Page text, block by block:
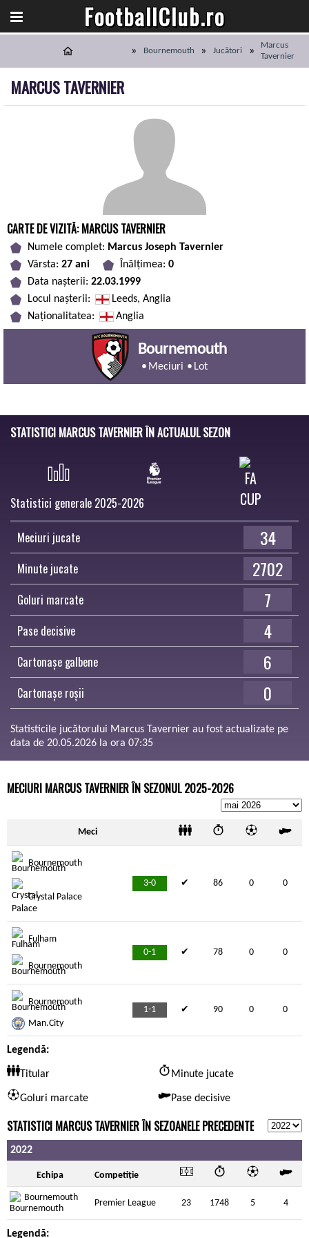
FootballClub.ro
Bournemouth Jucători
Marcus
Tavernier
MARCUS TAVERNIER
CARTE DE VIZITĂ: MARCUS TAVERNIER
Numele complet: Marcus Joseph Tavernier
Vârsta: 27 ani Înălțimea: 0
Data nașterii: 22.03.1999
Locul nașterii:
Leeds, Anglia
Naționalitatea:
Anglia
Bournemouth
Meciuri Lot
STATISTICI MARCUS TAVERNIER ÎN ACTUALUL SEZON
Statistici generale 2025-2026
Meciuri jucate 34
Minute jucate 2702
Goluri marcate 7
Pase decisive 4
Cartonașe galbene 6
Cartonașe roșii 0
Statisticile jucătorului Marcus Tavernier au fost actualizate pe
data de 20.05.2026 la ora 07:35
MECIURI MARCUS TAVERNIER ÎN SEZONUL 2025-2026
Meci
Bournemouth
3-0
Crystal Palace
✔ 86 0 0
Fulham
0-1
Bournemouth
✔ 78 0 0
Bournemouth
1-1
Man.City
✔ 90 0 0
Legendă:
Titular Minute jucate
Goluri marcate Pase decisive
STATISTICI MARCUS TAVERNIER ÎN SEZOANELE PRECEDENTE
2022
Echipa Competiție
Bournemouth
Premier League 23 1748 5 4
Legendă: